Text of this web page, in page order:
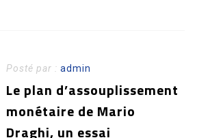
Posté par :admin
Le plan d’assouplissement
monétaire de Mario
Draghi, un essai